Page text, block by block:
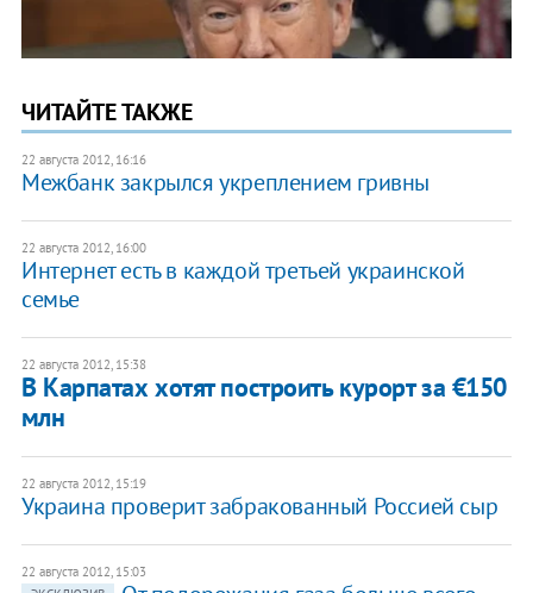
ЧИТАЙТЕ ТАКЖЕ
22 августа 2012, 16:16
Межбанк закрылся укреплением гривны
22 августа 2012, 16:00
Интернет есть в каждой третьей украинской
семье
22 августа 2012, 15:38
В Карпатах хотят построить курорт за €150
млн
22 августа 2012, 15:19
Украина проверит забракованный Россией сыр
22 августа 2012, 15:03